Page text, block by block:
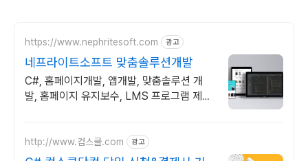
https://www.nephritesoft.com 광고
네프라이트소프트 맞춤솔루션개발
C#, 홈페이지개발, 앱개발, 맞춤솔루션 개
발, 홈페이지 유지보수, LMS 프로그램 제작
http://www.컴스쿨.com 광고